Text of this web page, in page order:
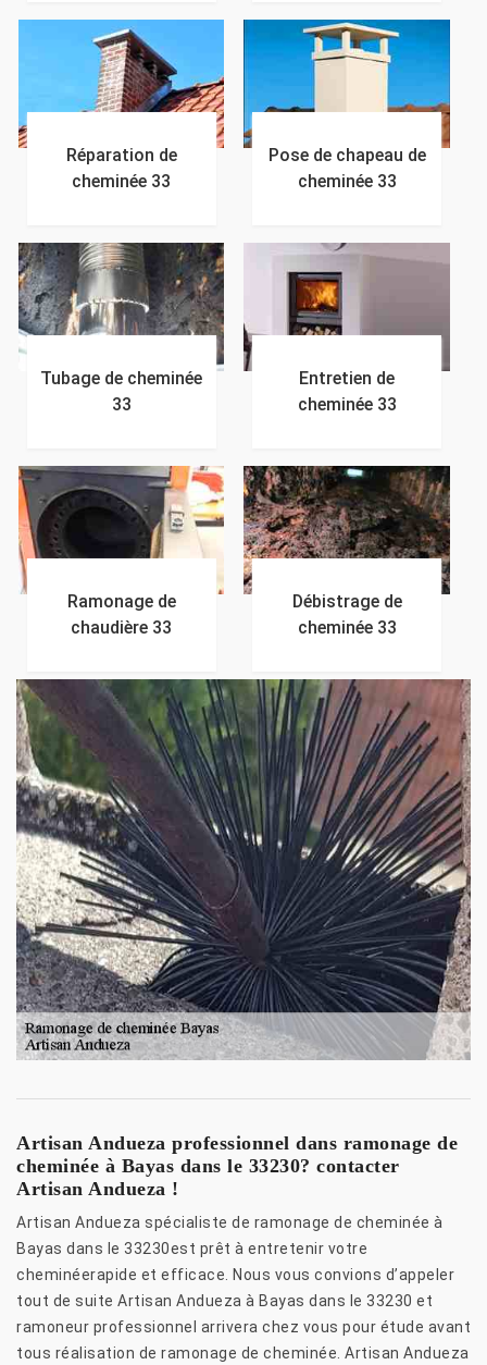
Réparation de
cheminée 33
Pose de chapeau de
cheminée 33
Tubage de cheminée
33
Entretien de
cheminée 33
Ramonage de
chaudière 33
Débistrage de
cheminée 33
Artisan Andueza professionnel dans ramonage de
cheminée à Bayas dans le 33230? contacter
Artisan Andueza !
Artisan Andueza spécialiste de ramonage de cheminée à
Bayas dans le 33230est prêt à entretenir votre
cheminéerapide et efficace. Nous vous convions d’appeler
tout de suite Artisan Andueza à Bayas dans le 33230 et
ramoneur professionnel arrivera chez vous pour étude avant
tous réalisation de ramonage de cheminée. Artisan Andueza